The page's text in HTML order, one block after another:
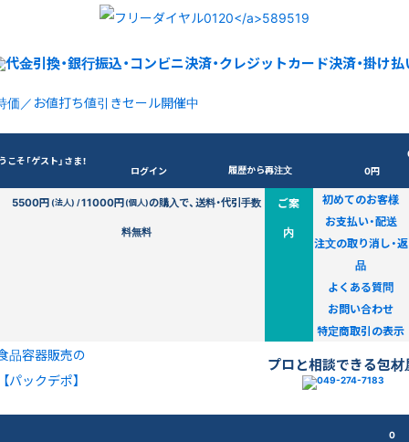
価／お値打ち値引きセール開催中
こそ「ゲスト」さま！
ログイン 履歴から再注文
0円
5500円(法人) /11000円(個人)の購入で、送料・代引手数
料無料
ご案
内
初めてのお客様
お支払い・配送
注文の取り消し・返
品
よくある質問
お問い合わせ
特定商取引の表示
品容器販売の
【パックデポ】
プロと相談できる包材
0